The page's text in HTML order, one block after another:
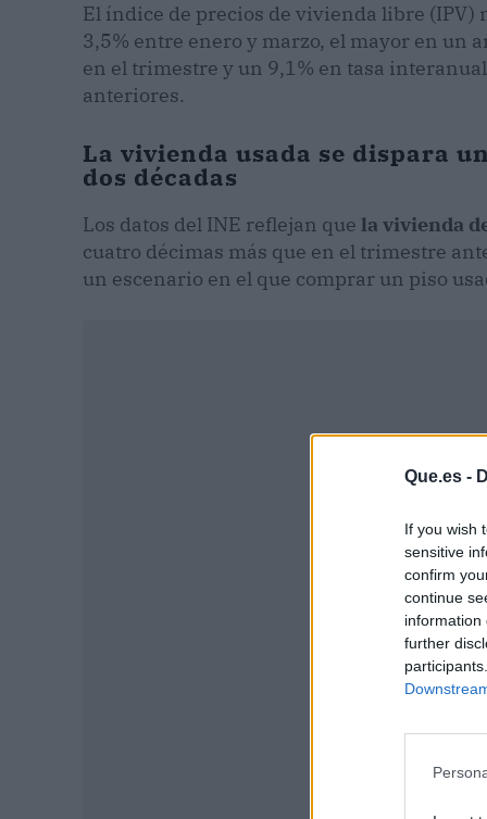
Que.es -
If you wish
sensitive
confirm
continue
information
further
El índice de precios de vivienda libre
3,5% entre enero y marzo, el mayor en un
en el trimestre y un 9,1% en tasa
anteriores.
La vivienda usada se dispara
dos décadas
Los datos del INE reflejan que la vivienda
cuatro décimas más que en el trimestre
un escenario en el que comprar un piso